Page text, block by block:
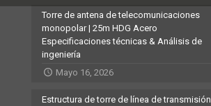
Torre de antena de telecomunicaciones
monopolar | 25m HDG Acero
Especificaciones técnicas & Análisis de
ingeniería
Mayo 16, 2026
Estructura de torre de línea de transmisión